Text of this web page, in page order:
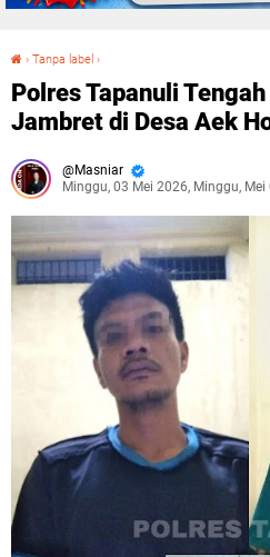
› Tanpa label ›
Polres Tapanuli
Jambret di Desa Aek
Masniar
Minggu, 03 Mei 2026, Minggu, Mei